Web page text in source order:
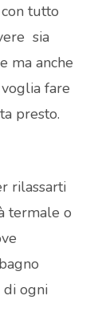
tutto
sia
ma anche
fare
presto.
rilassarti
termale o
di ogni